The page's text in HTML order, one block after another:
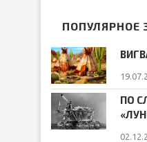
ПОПУЛЯРНОЕ
ПО